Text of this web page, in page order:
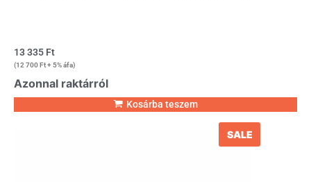
13 335 Ft
(12 700Ft+ 5% áfa)
Azonnal raktárról
Kosárba teszem
SALE